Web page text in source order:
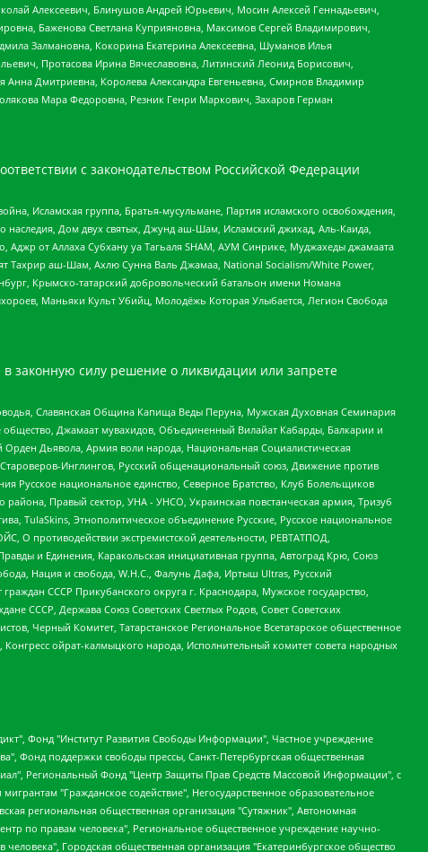
Алексеевич, Блинушов Андрей Юрьевич, Мосин Алексей Геннадьевич,
Баженова Светлана Куприяновна, Максимов Сергей Владимирович,
Залмановна, Кокорина Екатерина Алексеевна, Шуманов Илья
Протасова Ирина Вячеславовна, Литинский Леонид Борисович,
Дмитриевна, Королева Александра Евгеньевна, Смирнов Владимир
Мара Федоровна, Резник Генри Маркович, Захаров Герман
с законодательством Российской Федерации
Исламская группа, Братья-мусульмане, Партия исламского освобождения,
Дом двух святых, Джунд аш-Шам, Исламский джихад, Аль-Каида,
от Аллаха Субхану уа Тагьаля SHAM, АУМ Синрике, Муджахеды джамаата
Тахрир аш-Шам, Ахлю Сунна Валь Джамаа, National Socialism/White Power,
Крымско-татарский добровольческий батальон имени Номана
Маньяки Культ Убийц, Молодёжь Которая Улыбается, Легион Свобода
законную силу решение о ликвидации или запрете
Славянская Община Капища Веды Перуна, Мужская Духовная Семинария
Джамаат мувахидов, Объединенный Вилайат Кабарды, Балкарии и
Дьявола, Армия воли народа, Национальная Социалистическая
Инглингов, Русский общенациональный союз, Движение против
Русское национальное единство, Северное Братство, Клуб Болельщиков
Правый сектор, УНА - УНСО, Украинская повстанческая армия, Тризуб
TulaSkins, Этнополитическое объединение Русские, Русское национальное
О противодействии экстремистской деятельности, РЕВТАТПОД,
и Единения, Каракольская инициативная группа, Автоград Крю, Союз
Нация и свобода, W.H.С., Фалунь Дафа, Иртыш Ultras, Русский
СССР Прикубанского округа г. Краснодара, Мужское государство,
СССР, Держава Союз Советских Светлых Родов, Совет Советских
Черный Комитет, Татарстанское Региональное Всетатарское общественное
ойрат-калмыцкого народа, Исполнительный комитет совета народных
Хисамова Регина Фаритовна, Автономная некоммерческая организация по реализации социально-правовых программ "Лилит", Дальневосточное общественное движение "Маяк", Санкт-Петербургская ЛГБТ-инициативная группа "Выход", Инициативная группа ЛГБТ+ "Реверс", Алексеев Андрей Викторович, Бекбулатова Таисия Львовна, Беляев Иван Михайлович, Владыкина Елена Сергеевна, Гельман Марат Александрович, Никульшина Вероника Юрьевна, Толоконникова Надежда Андреевна, Шендерович Виктор Анатольевич, Общество с ограниченной ответственностью "Данное сообщение", Общество с ограниченной ответственностью Издательский дом "Новая глава", Айнбиндер Александра Александровна, Московский комьюнити-центр для ЛГБТ+инициатив, Благотворительный фонд развития филантропии, Deutsche Welle (Германия, Kurt-Schumacher-Strasse 3, 53113 Bonn), Борзунова Мария Михайловна, Воробьев Виктор Викторович, Голубева Анна Львовна, Константинова Алла Михайловна, Малкова Ирина Владимировна, Мурадов Мурад Абдулгалимович, Осетинская Елизавета Николаевна, Понасенков Евгений Николаевич, Ганапольский Матвей Юрьевич, Киселев Евгений Алексеевич, Борухович Ирина Григорьевна, Дремин Иван Тимофеевич, Дубровский Дмитрий Викторович, Красноярская региональная общественная организация поддержки и развития альтернативных образовательных технологий и межкультурных коммуникаций "ИНТЕРРА", Маяковская Екатерина Алексеевна, Фейгин Марк Захарович, Филимонов Андрей Викторович, Дзугкоева Регина Николаевна, Доброхотов Роман Александрович, Дудь Юрий Александрович, Елкин Сергей Владимирович, Кругликов Кирилл Игоревич, Сабунаева Мария Леонидовна, Семенов Алексей Владимирович, Шаинян Карен Багратович, Шульман Екатерина Михайловна, Асафьев Артур Валерьевич, Вахштайн Виктор Семенович, Венедиктов Алексей Алексеевич, Лушникова Екатерина Евгеньевна, Волков Леонид Михайлович, Невзоров Александр Глебович, Пархоменко Сергей Борисович, Сироткин Ярослав Николаевич, Кара-Мурза Владимир Владимирович, Баранова Наталья Владимировна, Гозман Леонид Яковлевич, Кагарлицкий Борис Юльевич, Климарев Михаил Валерьевич, Милов Владимир Станиславович, Автономная некоммерческая организация Краснодарский центр современного искусства "Типография", Моргенштерн Алишер Тагирович, Соболь Любовь Эдуардовна, Общество с ограниченной ответственностью "ЛИЗА НОРМ", Каспаров Гарри Кимович, Ходорковский Михаил Борисович, Общество с ограниченной ответственностью "Апрельские тезисы", Данилович Ирина Брониславовна, Кашин Олег Владимирович, Петров Николай Владимирович, Пивоваров Алексей Владимирович, Соколов Михаил Владимирович, Цветкова Юлия Владимировна, Чичваркин Евгений Александрович, Комитет против пыток/Команда против пыток, Общество с ограниченной ответственностью "Первый научный", Общество с ограниченной ответственностью "Вертолет и ко", Белоцерковская Вероника Борисовна, Кац Максим Евгеньевич, Лазарева Татьяна Юрьевна, Шаведдинов Руслан Табризович, Яшин Илья Валерьевич, Общество с ограниченной ответственностью "Иноагент ААВ", Алешковский Дмитрий Петрович, Альбац Евгения Марковна, Быков Дмитрий Львович, Галямина Юлия Евгеньевна, Лойко Сергей Леонидович, Мартынов Кирилл Константинович, Медведев Сергей Александрович, Крашенинников Федор Геннадиевич, Гордеева Катерина Вл